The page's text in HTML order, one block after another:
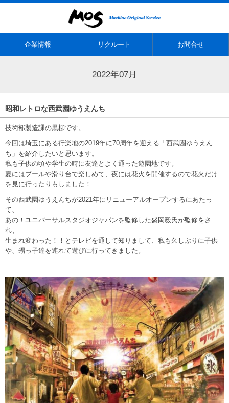
企業情報 リクルート お問合せ
2022年07月
昭和レトロな西武園ゆうえんち
技術部製造課の黒柳です。
今回は埼玉にある行楽地の2019年に70周年を迎える「西武園ゆうえん
ち」を紹介したいと思います。
私も子供の頃や学生の時に友達とよく通った遊園地です。
夏にはプールや滑り台で楽しめて、夜には花火を開催するので花火だけ
を見に行ったりもしました！
その西武園ゆうえんちが2021年にリニューアルオープンするにあたっ
て、
あの！ユニバーサルスタジオジャパンを監修した盛岡毅氏が監修をさ
れ、
生まれ変わった！！とテレビを通して知りまして、私も久しぶりに子供
や、甥っ子達を連れて遊びに行ってきました。